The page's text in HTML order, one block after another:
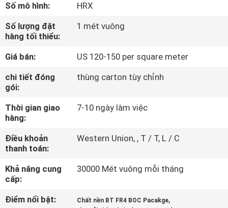
VỀ
CHÚNG
THAM
NHÀ
MÁY
KIỂM
SOÁT
CHẤT
Số mô hình:
HRX
Số lượng đặt
hàng tối thiểu:
1 mét vuông
Giá bán:
US 120-150 per square meter
chi tiết đóng
gói:
thùng carton tùy chỉnh
Thời gian giao
hàng:
7-10 ngày làm việc
Điều khoản
thanh toán:
Western Union, , T / T, L / C
Khả năng cung
cấp:
30000 Mét vuông mỗi tháng
Điểm nổi bật: Chất nền BT FR4 BOC Pacakge,